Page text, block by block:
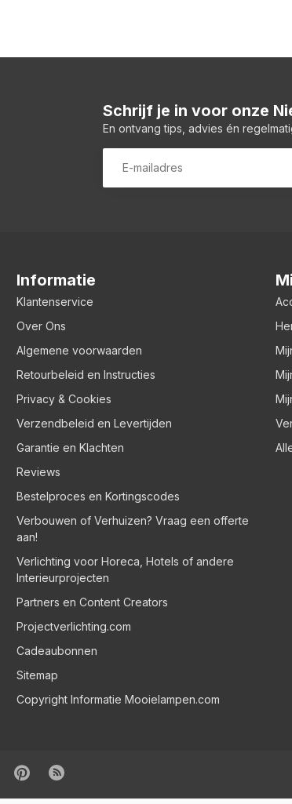
Schrijf je in voor onze
En ontvang tips, advies én
Informatie
Klantenservice
Over Ons
Algemene voorwaarden
Retourbeleid en Instructies
Privacy & Cookies
Verzendbeleid en Levertijden
Garantie en Klachten
Reviews
Bestelproces en Kortingscodes
Verbouwen of Verhuizen? Vraag een offerte
aan!
Verlichting voor Horeca, Hotels of andere
Interieurprojecten
Partners en Content Creators
Projectverlichting.com
Cadeaubonnen
Sitemap
Copyright Informatie Mooielampen.com